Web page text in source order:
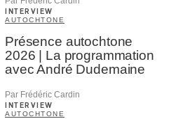
INTERVIEW
AUTOCHTONE
Présence autochtone
2026 | La programmation
avec André Dudemaine
Par Frédéric Cardin
INTERVIEW
AUTOCHTONE